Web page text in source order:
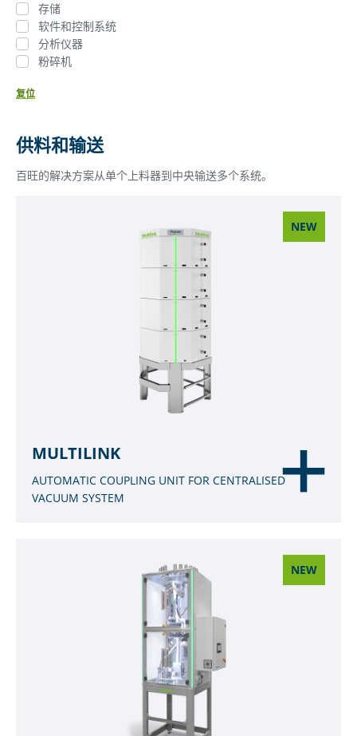
存储
软件和控制系统
分析仪器
粉碎机
复位
供料和输送
百旺的解决方案从单个上料器到中央输送多个系统。
NEW
MULTILINK
AUTOMATIC COUPLING UNIT FOR CENTRALISED
VACUUM SYSTEM
NEW